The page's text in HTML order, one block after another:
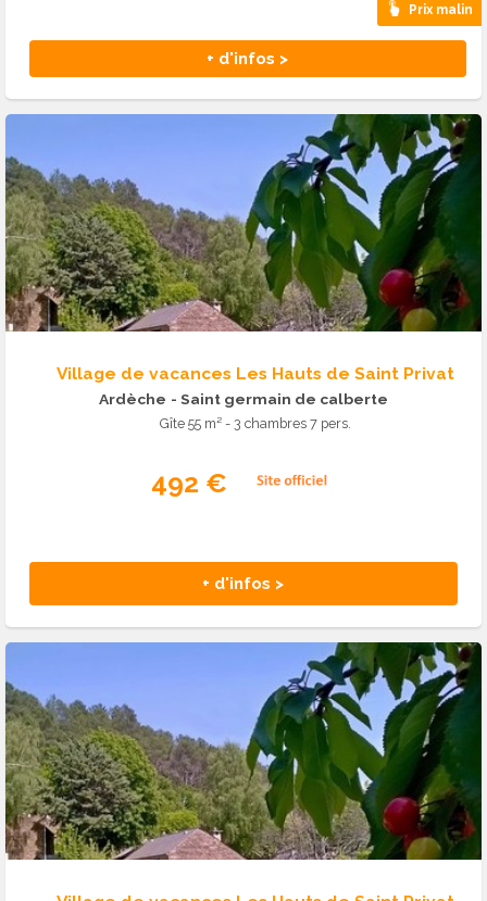
Prix malin
+ d'infos >
Village de vacances Les Hauts de Saint Privat
Ardèche - Saint germain de calberte
Gîte 55 m² - 3 chambres 7 pers.
492 €
+ d'infos >